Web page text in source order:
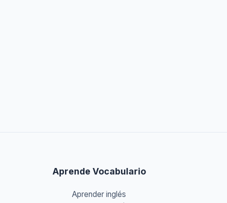
Aprende Vocabulario
Aprender inglés